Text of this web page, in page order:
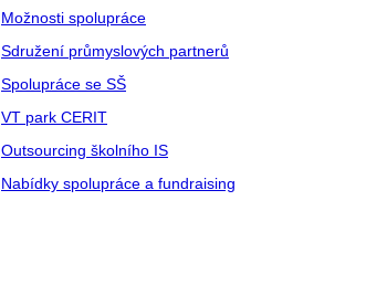
Možnosti spolupráce
Sdružení průmyslových partnerů
Spolupráce se SŠ
VT park CERIT
Outsourcing školního IS
Nabídky spolupráce a fundraising